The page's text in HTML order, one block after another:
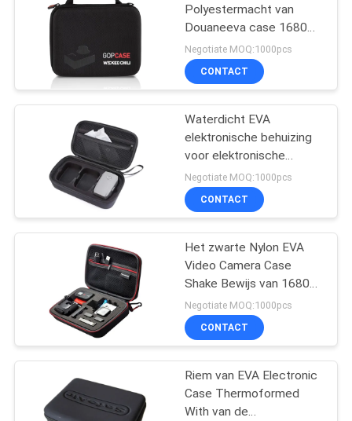
De Zakken van de
ritssluitingsbank
134
Toiletry Waszak
Polyestermacht van
Douaneeva case 1680D
de Bank Hard Geval
Negotiate MOQ:1000pcs
CONTACT
Waterdicht EVA
elektronische behuizing
voor elektronische
apparaten maat en kleur
beschikbaar lichtgewicht
en duurzaam
Negotiate MOQ:1000pcs
CONTACT
Het zwarte Nylon EVA
Video Camera Case
Shake Bewijs van 1680D
Lichtgewicht
Negotiate MOQ:1000pcs
CONTACT
Riem van EVA Electronic
Case Thermoformed
With van de